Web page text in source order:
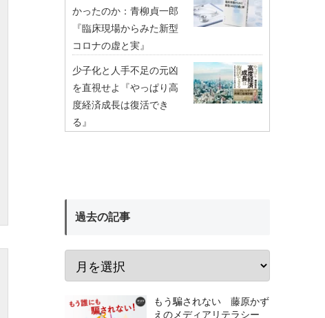
かったのか：青柳貞一郎
『臨床現場からみた新型
コロナの虚と実』
少子化と人手不足の元凶
を直視せよ『やっぱり高
度経済成長は復活でき
る』
過去の記事
もう騙されない 藤原かず
えのメディアリテラシー